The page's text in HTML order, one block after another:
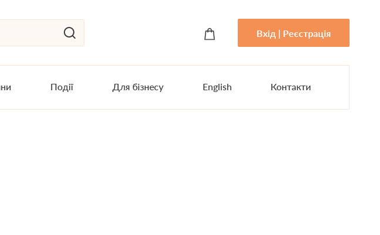
Вхід | Реєстрація
Події Для бізнесу English Контакти